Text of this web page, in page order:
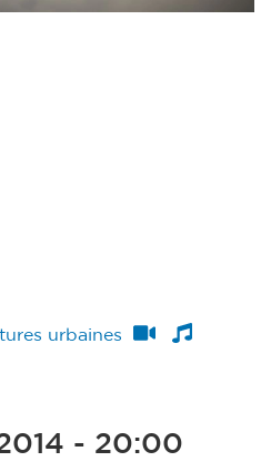
urbaines
- 20:00